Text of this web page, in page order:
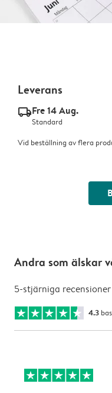
Leverans
delivery_standard_v2Fre 14 Aug.
Standard
Vid beställning av flera
Andra som älskar
5-stjärniga
4.3